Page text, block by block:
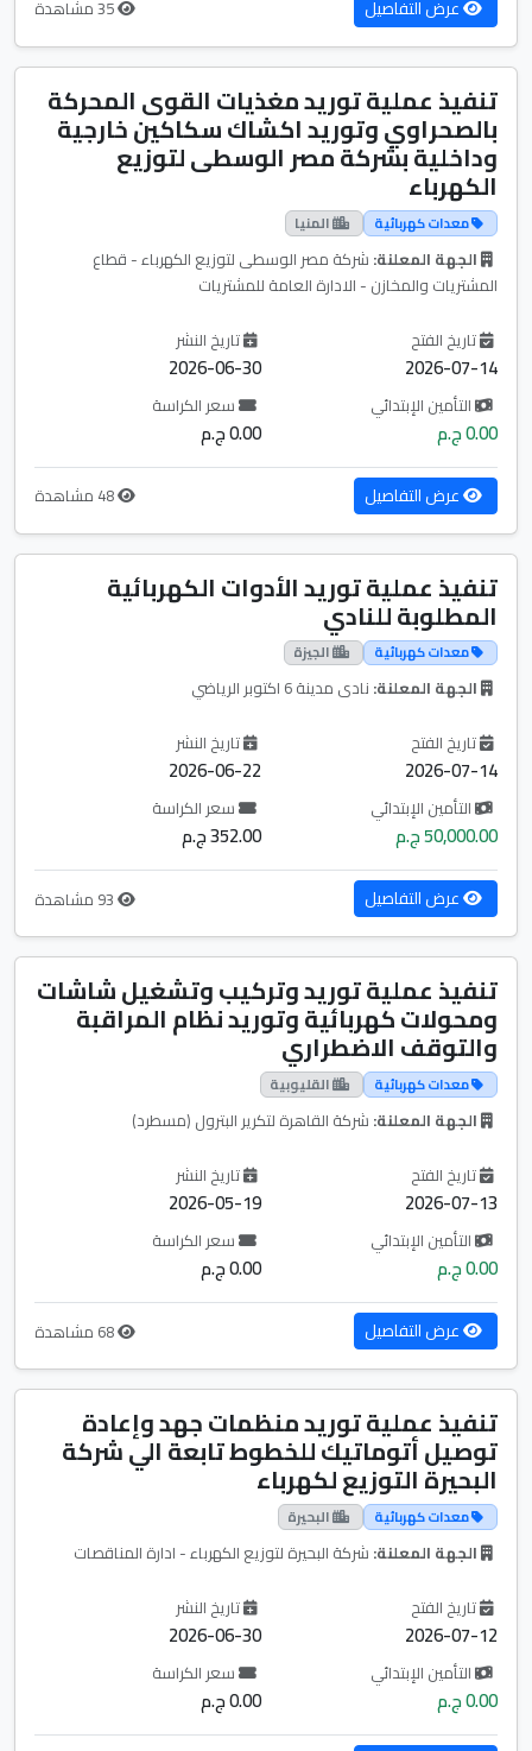
عرض التفاصيل
تنفيذ عملية توريد مغذيات القوى المحركة
بالصحراوي وتوريد اكشاك سكاكين خارجية
وداخلية بشركة مصر الوسطى لتوزيع
الكهرباء
معدات كهربائية المنيا
الجهة المعلنة: شركة مصر الوسطى لتوزيع الكهرباء - قطاع
المشتريات والمخازن - الادارة العامة للمشتريات
تاريخ الفتح
2026-07-14
تاريخ النشر
2026-06-30
التأمين الإبتدائي
0.00 ج.م
سعر الكراسة
0.00 ج.م
عرض التفاصيل
تنفيذ عملية توريد الأدوات الكهربائية
المطلوبة للنادي
معدات كهربائية الجيزة
الجهة المعلنة: نادى مدينة 6 اكتوبر الرياضي
تاريخ الفتح
2026-07-14
تاريخ النشر
2026-06-22
التأمين الإبتدائي
50,000.00 ج.م
سعر الكراسة
352.00 ج.م
عرض التفاصيل
تنفيذ عملية توريد وتركيب وتشغيل شاشات
ومحولات كهربائية وتوريد نظام المراقبة
والتوقف الاضطراري
معدات كهربائية القليوبية
الجهة المعلنة: شركة القاهرة لتكرير البترول (مسطرد)
تاريخ الفتح
2026-07-13
تاريخ النشر
2026-05-19
التأمين الإبتدائي
0.00 ج.م
سعر الكراسة
0.00 ج.م
عرض التفاصيل
تنفيذ عملية توريد منظمات جهد وإعادة
توصيل أتوماتيك للخطوط تابعة الي شركة
البحيرة التوزيع لكهرباء
معدات كهربائية البحيرة
الجهة المعلنة: شركة البحيرة لتوزيع الكهرباء - ادارة المناقصات
تاريخ الفتح
2026-07-12
تاريخ النشر
2026-06-30
التأمين الإبتدائي
0.00 ج.م
سعر الكراسة
0.00 ج.م